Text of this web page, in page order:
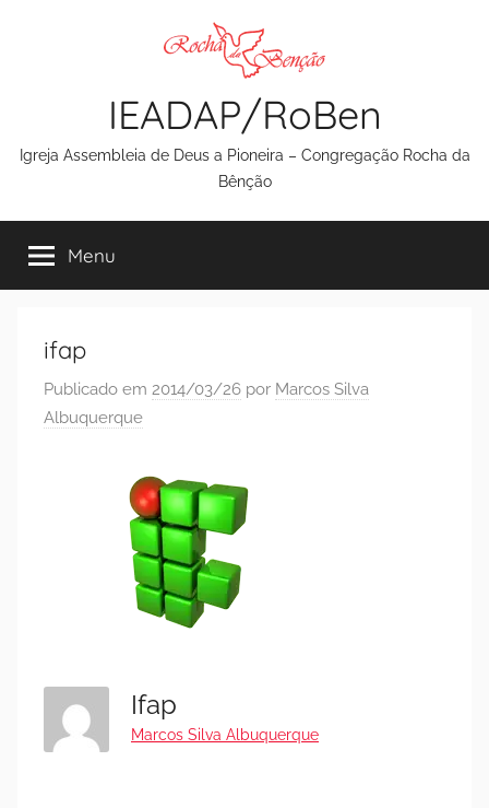
IEADAP/RoBen
Igreja Assembleia de Deus a Pioneira – Congregação Rocha da
Bênção
Menu
ifap
Publicado em 2014/03/26 por Marcos Silva
Albuquerque
Ifap
Marcos Silva Albuquerque